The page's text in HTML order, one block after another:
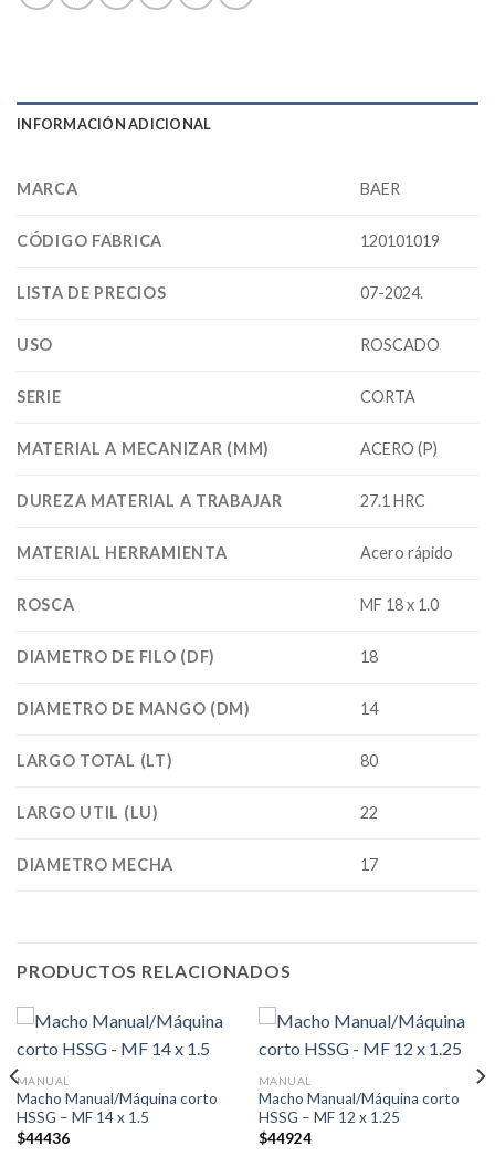
INFORMACIÓN ADICIONAL
MARCA BAER
CÓDIGO FABRICA 120101019
LISTA DE PRECIOS 07-2024.
USO ROSCADO
SERIE CORTA
MATERIAL A MECANIZAR (MM) ACERO (P)
DUREZA MATERIAL A TRABAJAR 27.1 HRC
MATERIAL HERRAMIENTA Acero rápido
ROSCA MF 18 x 1.0
DIAMETRO DE FILO (DF) 18
DIAMETRO DE MANGO (DM) 14
LARGO TOTAL (LT) 80
LARGO UTIL (LU) 22
DIAMETRO MECHA 17
PRODUCTOS RELACIONADOS
MANUAL
Macho Manual/Máquina corto
HSSG – MF 14 x 1.5
$44436
MANUAL
Macho Manual/Máquina corto
HSSG – MF 12 x 1.25
$44924